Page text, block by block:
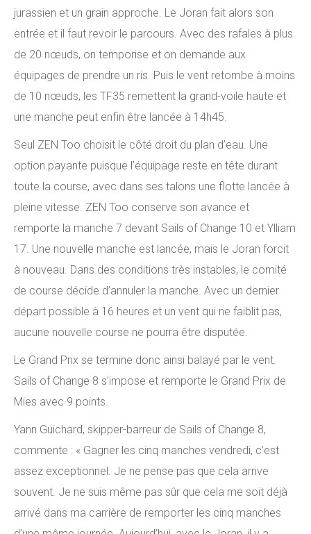
jurassien et un grain approche. Le Joran fait alors son
entrée et il faut revoir le parcours. Avec des rafales à plus
de 20 nœuds, on temporise et on demande aux
équipages de prendre un ris. Puis le vent retombe à moins
de 10 nœuds, les TF35 remettent la grand-voile haute et
une manche peut enfin être lancée à 14h45.
Seul ZEN Too choisit le côté droit du plan d’eau. Une
option payante puisque l’équipage reste en tête durant
toute la course, avec dans ses talons une flotte lancée à
pleine vitesse. ZEN Too conserve son avance et
remporte la manche 7 devant Sails of Change 10 et Ylliam
17. Une nouvelle manche est lancée, mais le Joran forcit
à nouveau. Dans des conditions très instables, le comité
de course décide d’annuler la manche. Avec un dernier
départ possible à 16 heures et un vent qui ne faiblit pas,
aucune nouvelle course ne pourra être disputée.
Le Grand Prix se termine donc ainsi balayé par le vent.
Sails of Change 8 s’impose et remporte le Grand Prix de
Mies avec 9 points.
Yann Guichard, skipper-barreur de Sails of Change 8,
commente : « Gagner les cinq manches vendredi, c’est
assez exceptionnel. Je ne pense pas que cela arrive
souvent. Je ne suis même pas sûr que cela me soit déjà
arrivé dans ma carrière de remporter les cinq manches